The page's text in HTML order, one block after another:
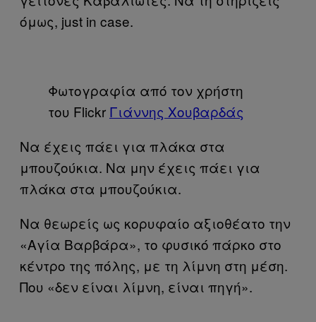
όμως, just in case.
Φωτογραφία από τον χρήστη
του Flickr Γιάννης Χουβαρδάς
Να έχεις πάει για πλάκα στα
μπουζούκια. Να μην έχεις πάει για
πλάκα στα μπουζούκια.
Να θεωρείς ως κορυφαίο αξιοθέατο την
«Αγία Βαρβάρα», το φυσικό πάρκο στο
κέντρο της πόλης, με τη λίμνη στη μέση.
Που «δεν είναι λίμνη, είναι πηγή».